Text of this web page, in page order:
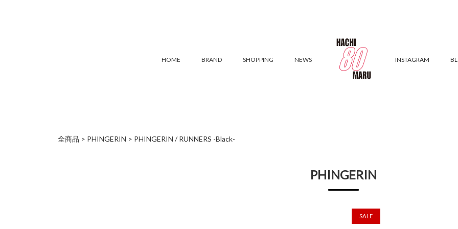
HOME BRAND SHOPPING NEWS INSTAGRAM
全商品 PHINGERIN PHINGERIN / RUNNERS -Black-
PHINGERIN
SALE